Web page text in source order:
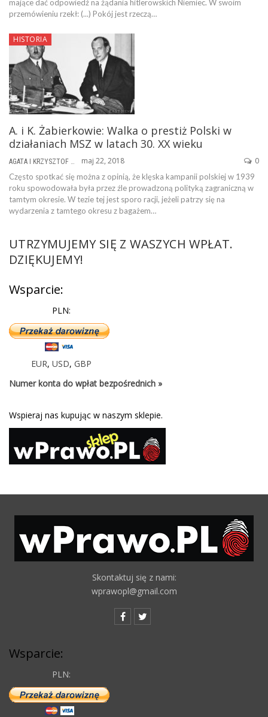
mające dać odpowiedź na żądania hitlerowskich Niemiec. W swoim
przemówieniu rzekł: (...) Pokój jest rzeczą…
HISTORIA
A. i K. Żabierkowie: Walka o prestiż Polski w
działaniach MSZ w latach 30. XX wieku
maj 22, 2018 0
Często spotkać się można z opinią, że klęska kampanii polskiej w 1939
roku spowodowała była przez źle prowadzoną polityką zagraniczną w
tamtym okresie. W tezie tej jest sporo racji, jeżeli patrzy się na
wydarzenia z tamtego okresu z bagażem…
UTRZYMUJEMY SIĘ Z WASZYCH WPŁAT.
DZIĘKUJEMY!
Wsparcie:
PLN:
EUR, USD, GBP
Numer konta do wpłat bezpośrednich »
Wspieraj nas kupując w naszym sklepie.
Skontaktuj się z nami:
wprawopl@gmail.com
Wsparcie:
PLN: